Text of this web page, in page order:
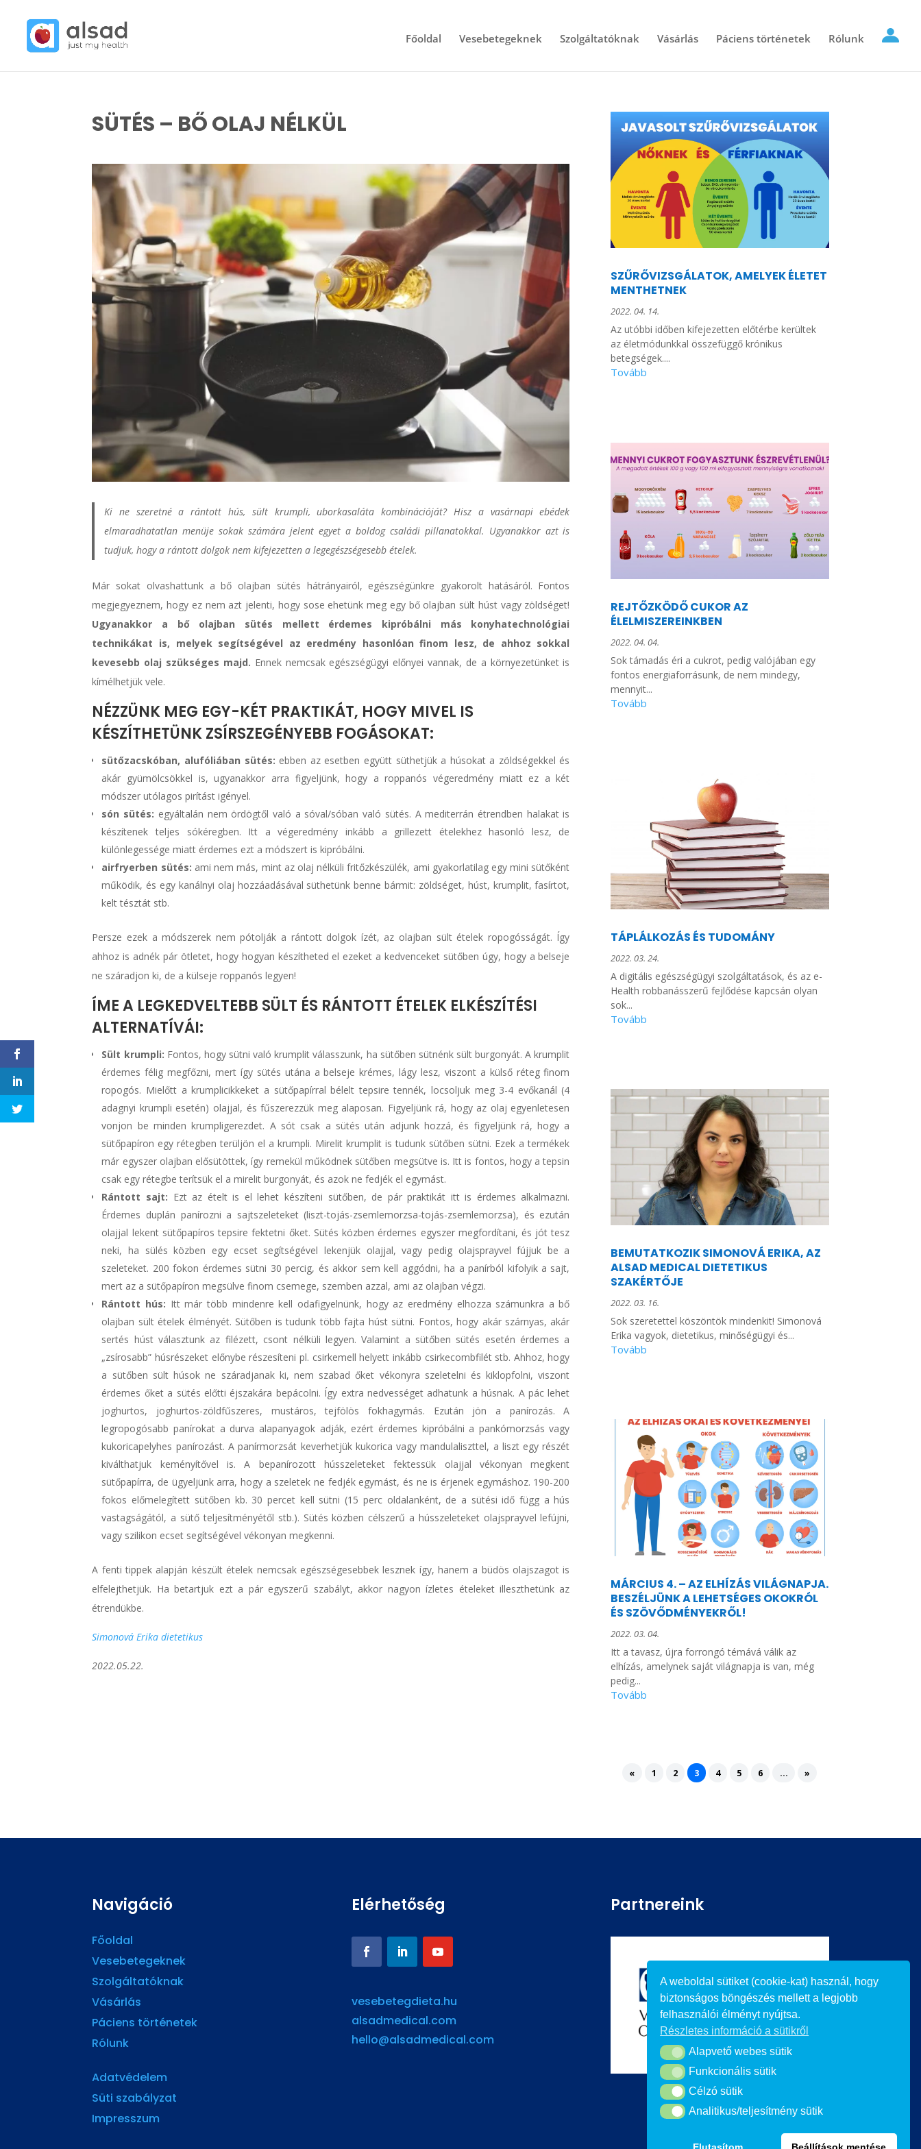
Főoldal Vesebetegeknek Szolgáltatóknak Vásárlás Páciens történetek Rólunk
SÜTÉS – BŐ OLAJ NÉLKÜL
Ki ne szeretné a rántott hús, sült krumpli, uborkasaláta kombinációját? Hisz a vasárnapi ebédek
elmaradhatatlan menüje sokak számára jelent egyet a boldog családi pillanatokkal. Ugyanakkor azt is
tudjuk, hogy a rántott dolgok nem kifejezetten a legegészségesebb ételek.
Már sokat olvashattunk a bő olajban sütés hátrányairól, egészségünkre gyakorolt hatásáról. Fontos
megjegyeznem, hogy ez nem azt jelenti, hogy sose ehetünk meg egy bő olajban sült húst vagy zöldséget!
Ugyanakkor a bő olajban sütés mellett érdemes kipróbálni más konyhatechnológiai
technikákat is, melyek segítségével az eredmény hasonlóan finom lesz, de ahhoz sokkal
kevesebb olaj szükséges majd. Ennek nemcsak egészségügyi előnyei vannak, de a környezetünket is
kímélhetjük vele.
NÉZZÜNK MEG EGY-KÉT PRAKTIKÁT, HOGY MIVEL IS
KÉSZÍTHETÜNK ZSÍRSZEGÉNYEBB FOGÁSOKAT:
sütőzacskóban, alufóliában sütés: ebben az esetben együtt süthetjük a húsokat a zöldségekkel és
akár gyümölcsökkel is, ugyanakkor arra figyeljünk, hogy a roppanós végeredmény miatt ez a két
módszer utólagos pirítást igényel.
són sütés: egyáltalán nem ördögtől való a sóval/sóban való sütés. A mediterrán étrendben halakat is
készítenek teljes sókéregben. Itt a végeredmény inkább a grillezett ételekhez hasonló lesz, de
különlegessége miatt érdemes ezt a módszert is kipróbálni.
airfryerben sütés: ami nem más, mint az olaj nélküli fritőzkészülék, ami gyakorlatilag egy mini sütőként
működik, és egy kanálnyi olaj hozzáadásával süthetünk benne bármit: zöldséget, húst, krumplit, fasírtot,
kelt tésztát stb.
Persze ezek a módszerek nem pótolják a rántott dolgok ízét, az olajban sült ételek ropogósságát. Így
ahhoz is adnék pár ötletet, hogy hogyan készítheted el ezeket a kedvenceket sütőben úgy, hogy a belseje
ne száradjon ki, de a külseje roppanós legyen!
ÍME A LEGKEDVELTEBB SÜLT ÉS RÁNTOTT ÉTELEK ELKÉSZÍTÉSI
ALTERNATÍVÁI:
Sült krumpli: Fontos, hogy sütni való krumplit válasszunk, ha sütőben sütnénk sült burgonyát. A krumplit
érdemes félig megfőzni, mert így sütés utána a belseje krémes, lágy lesz, viszont a külső réteg finom
ropogós. Mielőtt a krumplicikkeket a sütőpapírral bélelt tepsire tennék, locsoljuk meg 3-4 evőkanál (4
adagnyi krumpli esetén) olajjal, és fűszerezzük meg alaposan. Figyeljünk rá, hogy az olaj egyenletesen
vonjon be minden krumpligerezdet. A sót csak a sütés után adjunk hozzá, és figyeljünk rá, hogy a
sütőpapíron egy rétegben terüljön el a krumpli. Mirelit krumplit is tudunk sütőben sütni. Ezek a termékek
már egyszer olajban elősütöttek, így remekül működnek sütőben megsütve is. Itt is fontos, hogy a tepsin
csak egy rétegbe terítsük el a mirelit burgonyát, és azok ne fedjék el egymást.
Rántott sajt: Ezt az ételt is el lehet készíteni sütőben, de pár praktikát itt is érdemes alkalmazni.
Érdemes duplán panírozni a sajtszeleteket (liszt-tojás-zsemlemorzsa-tojás-zsemlemorzsa), és ezután
olajjal lekent sütőpapíros tepsire fektetni őket. Sütés közben érdemes egyszer megfordítani, és jót tesz
neki, ha sülés közben egy ecset segítségével lekenjük olajjal, vagy pedig olajsprayvel fújjuk be a
szeleteket. 200 fokon érdemes sütni 30 percig, és akkor sem kell aggódni, ha a panírból kifolyik a sajt,
mert az a sütőpapíron megsülve finom csemege, szemben azzal, ami az olajban végzi.
Rántott hús: Itt már több mindenre kell odafigyelnünk, hogy az eredmény elhozza számunkra a bő
olajban sült ételek élményét. Sütőben is tudunk több fajta húst sütni. Fontos, hogy akár szárnyas, akár
sertés húst választunk az filézett, csont nélküli legyen. Valamint a sütőben sütés esetén érdemes a
„zsírosabb” húsrészeket előnybe részesíteni pl. csirkemell helyett inkább csirkecombfilét stb. Ahhoz, hogy
a sütőben sült húsok ne száradjanak ki, nem szabad őket vékonyra szeletelni és kiklopfolni, viszont
érdemes őket a sütés előtti éjszakára bepácolni. Így extra nedvességet adhatunk a húsnak. A pác lehet
joghurtos, joghurtos-zöldfűszeres, mustáros, tejfölös fokhagymás. Ezután jön a panírozás. A
legropogósabb panírokat a durva alapanyagok adják, ezért érdemes kipróbálni a pankómorzsás vagy
kukoricapelyhes panírozást. A panírmorzsát keverhetjük kukorica vagy mandulaliszttel, a liszt egy részét
kiválthatjuk keményítővel is. A bepanírozott hússzeleteket fektessük olajjal vékonyan megkent
sütőpapírra, de ügyeljünk arra, hogy a szeletek ne fedjék egymást, és ne is érjenek egymáshoz. 190-200
fokos előmelegített sütőben kb. 30 percet kell sütni (15 perc oldalanként, de a sütési idő függ a hús
vastagságától, a sütő teljesítményétől stb.). Sütés közben célszerű a hússzeleteket olajsprayvel lefújni,
vagy szilikon ecset segítségével vékonyan megkenni.
A fenti tippek alapján készült ételek nemcsak egészségesebbek lesznek így, hanem a büdös olajszagot is
elfelejthetjük. Ha betartjuk ezt a pár egyszerű szabályt, akkor nagyon ízletes ételeket illeszthetünk az
étrendükbe.
Simonová Erika dietetikus
2022.05.22.
SZŰRŐVIZSGÁLATOK, AMELYEK ÉLETET
MENTHETNEK
2022. 04. 14.
Az utóbbi időben kifejezetten előtérbe kerültek
az életmódunkkal összefüggő krónikus
betegségek....
REJTŐZKÖDŐ CUKOR AZ
ÉLELMISZEREINKBEN
2022. 04. 04.
Sok támadás éri a cukrot, pedig valójában egy
fontos energiaforrásunk, de nem mindegy,
mennyit...
TÁPLÁLKOZÁS ÉS TUDOMÁNY
2022. 03. 24.
A digitális egészségügyi szolgáltatások, és az e-
Health robbanásszerű fejlődése kapcsán olyan
sok...
BEMUTATKOZIK SIMONOVÁ ERIKA, AZ
ALSAD MEDICAL DIETETIKUS
SZAKÉRTŐJE
2022. 03. 16.
Sok szeretettel köszöntök mindenkit! Simonová
Erika vagyok, dietetikus, minőségügyi és...
MÁRCIUS 4. – AZ ELHÍZÁS VILÁGNAPJA.
BESZÉLJÜNK A LEHETSÉGES OKOKRÓL
ÉS SZÖVŐDMÉNYEKRŐL!
2022. 03. 04.
Itt a tavasz, újra forrongó témává válik az
elhízás, amelynek saját világnapja is van, még
pedig...
« 1 2 3 4 5 6 ... »
Navigáció
Főoldal
Vesebetegeknek
Szolgáltatóknak
Vásárlás
Páciens történetek
Rólunk
Adatvédelem
Süti szabályzat
Impresszum
Elérhetőség
vesebetegdieta.hu
alsadmedical.com
hello@alsadmedical.com
Partnereink
A weboldal sütiket (cookie-kat) használ, hogy
biztonságos böngészés mellett a legjobb
felhasználói élményt nyújtsa.
Részletes információ a sütikről
Alapvető webes sütik
Alapvető webes sütik
Funkcionális sütik
Funkcionális sütik
Célzó sütikCélzó sütik
Analitikus/teljesítmény sütik
Analitikus/teljesítmény sütik